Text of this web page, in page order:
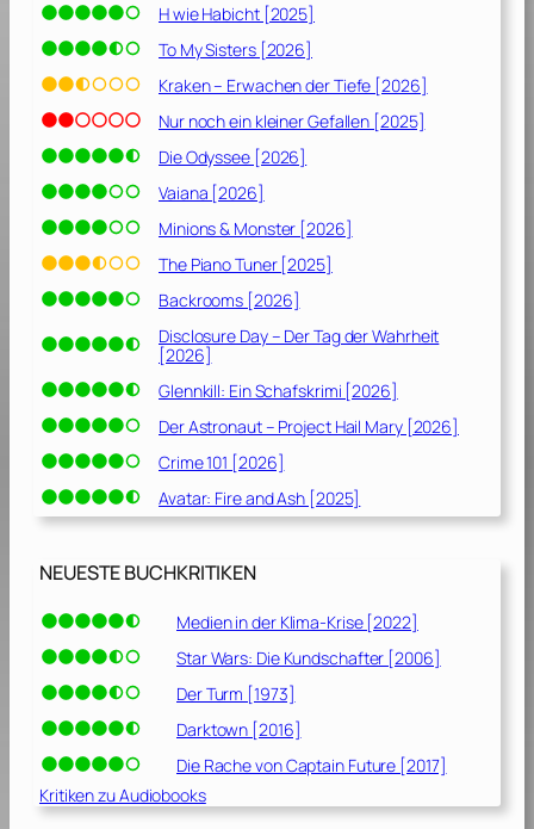
H wie Habicht [2025]
To My Sisters [2026]
Kraken – Erwachen der Tiefe [2026]
Nur noch ein kleiner Gefallen [2025]
Die Odyssee [2026]
Vaiana [2026]
Minions & Monster [2026]
The Piano Tuner [2025]
Backrooms [2026]
Disclosure Day – Der Tag der Wahrheit
[2026]
Glennkill: Ein Schafskrimi [2026]
Der Astronaut – Project Hail Mary [2026]
Crime 101 [2026]
Avatar: Fire and Ash [2025]
NEUESTE BUCHKRITIKEN
Medien in der Klima-Krise [2022]
Star Wars: Die Kundschafter [2006]
Der Turm [1973]
Darktown [2016]
Die Rache von Captain Future [2017]
Kritiken zu Audiobooks